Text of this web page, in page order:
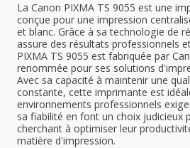
La Canon PIXMA TS 9055 est une
conçue pour une impression
et blanc. Grâce à sa technologie de
assure des résultats professionnels
PIXMA TS 9055 est fabriquée par
renommée pour ses solutions
Avec sa capacité à maintenir une
constante, cette imprimante est
environnements professionnels
sa fiabilité en font un choix judicieux
cherchant à optimiser leur
matière d'impression.